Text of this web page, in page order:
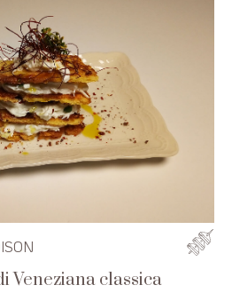
Veneziana classica